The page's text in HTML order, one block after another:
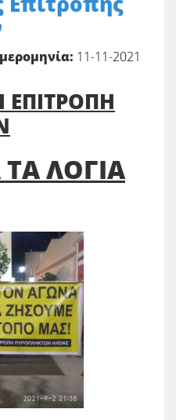
11-11-2021
ΕΠΙΤΡΟΠΗ
ΛΟΓΙΑ